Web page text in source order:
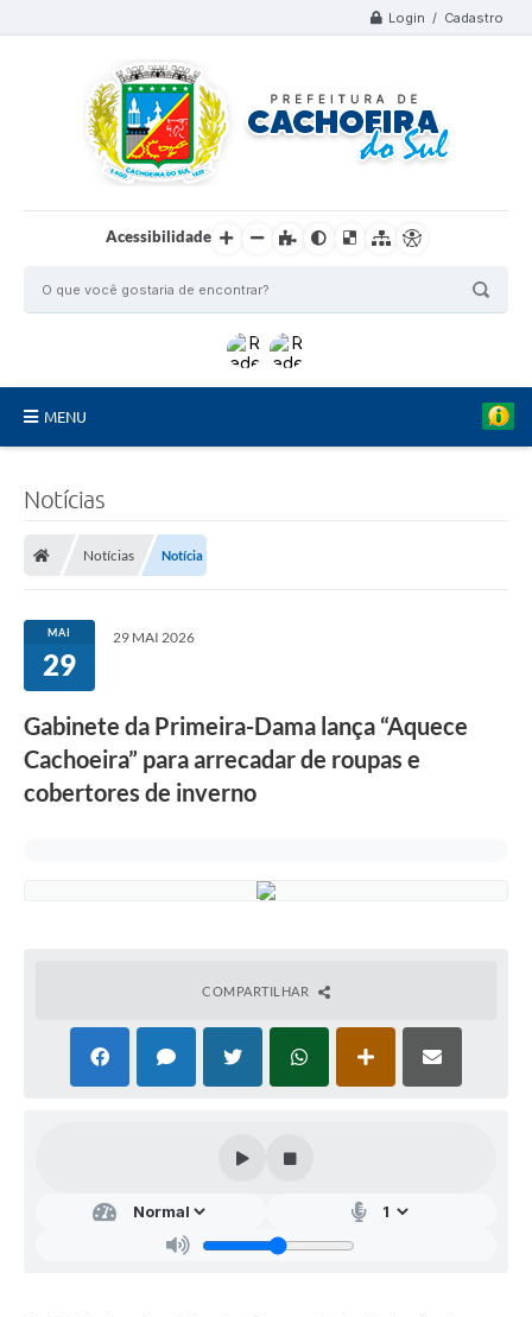
Login / Cadastro
Acessibilidade
MENU
Conselhos Municipais
Serviços on-line
Turismo
Coleta seletiva - Informações
A Prefeitura
Gabinetes e Secretarias
Notícias
Notícias Notícia
MAI
29
29 MAI 2026
Gabinete da Primeira-Dama lança “Aquece
Cachoeira” para arrecadar de roupas e
cobertores de inverno
COMPARTILHAR